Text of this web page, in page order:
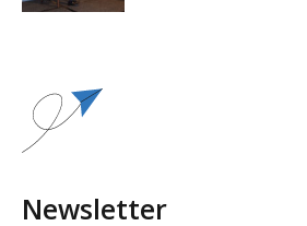
Newsletter